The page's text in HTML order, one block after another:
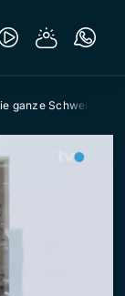
ganze Schweiz